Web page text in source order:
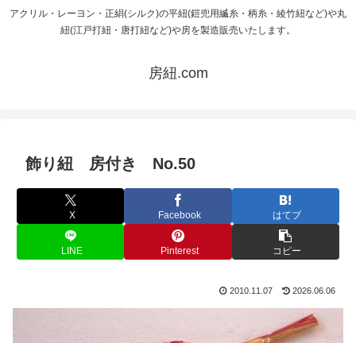
アクリル・レーヨン・正絹(シルク)の平紐(鎧兜用縅糸・柄糸・綾竹紐など)や丸
紐(江戸打紐・唐打紐など)や房を製造販売いたします。
房紐.com
飾り紐 房付き No.50
X Facebook はてブ
LINE Pinterest コピー
2010.11.07 2026.06.06